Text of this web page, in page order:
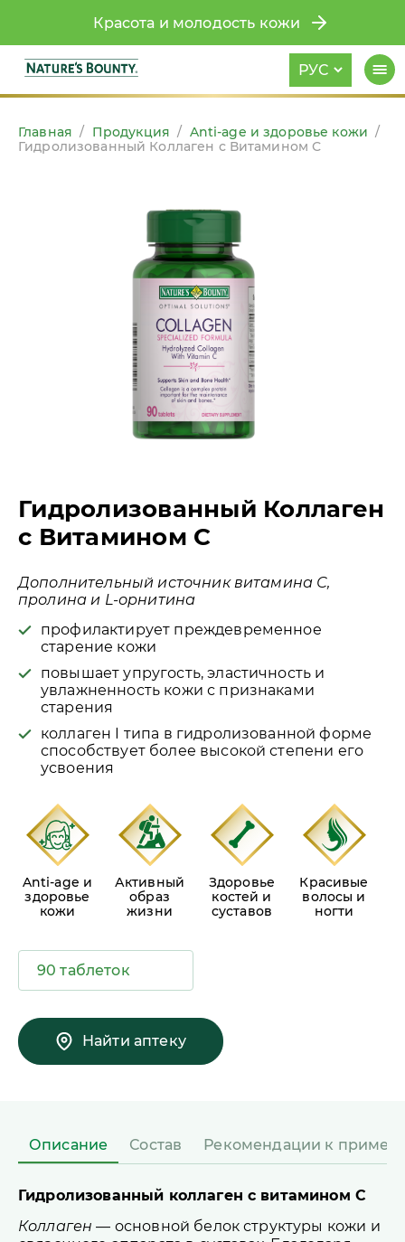
Красота и молодость кожи
РУС
Главная / Продукция / Anti-age и здоровье кожи /
Гидролизованный Коллаген с Витамином С
Гидролизованный Коллаген
с Витамином С
Дополнительный источник витамина С,
пролина и L-орнитина
профилактирует преждевременное
старение кожи
повышает упругость, эластичность и
увлажненность кожи с признаками
старения
коллаген I типа в гидролизованной форме
способствует более высокой степени его
усвоения
Anti-age и
здоровье
кожи
Активный
образ
жизни
Здоровье
костей и
суставов
Красивые
волосы и
ногти
90 таблеток
Найти аптеку
Описание Состав Рекомендации к
Гидролизованный коллаген с витамином С
Коллаген — основной белок структуры кожи и